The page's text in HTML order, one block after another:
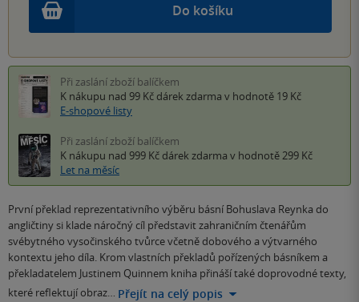
Do košíku
Při zaslání zboží balíčkem
K nákupu nad 99 Kč dárek zdarma v hodnotě 19 Kč
E-shopové listy
Při zaslání zboží balíčkem
K nákupu nad 999 Kč dárek zdarma v hodnotě 299 Kč
Let na měsíc
První překlad reprezentativního výběru básní Bohuslava Reynka do
angličtiny si klade náročný cíl představit zahraničním čtenářům
svébytného vysočinského tvůrce včetně dobového a výtvarného
kontextu jeho díla. Krom vlastních překladů pořízených básníkem a
překladatelem Justinem Quinnem kniha přináší také doprovodné texty,
které reflektují obraz… Přejít na celý popis